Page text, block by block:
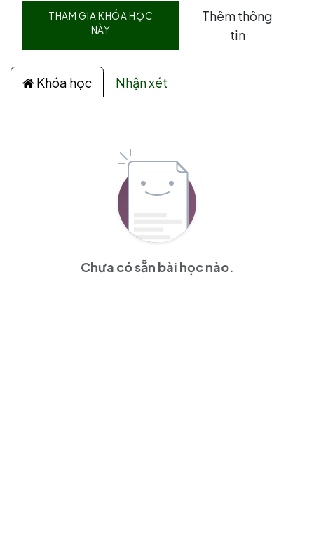
THAM GIA KHÓA HỌC
NÀY
Thêm thông
tin
Khóa học Nhận xét
Chưa có sẵn bài học nào.